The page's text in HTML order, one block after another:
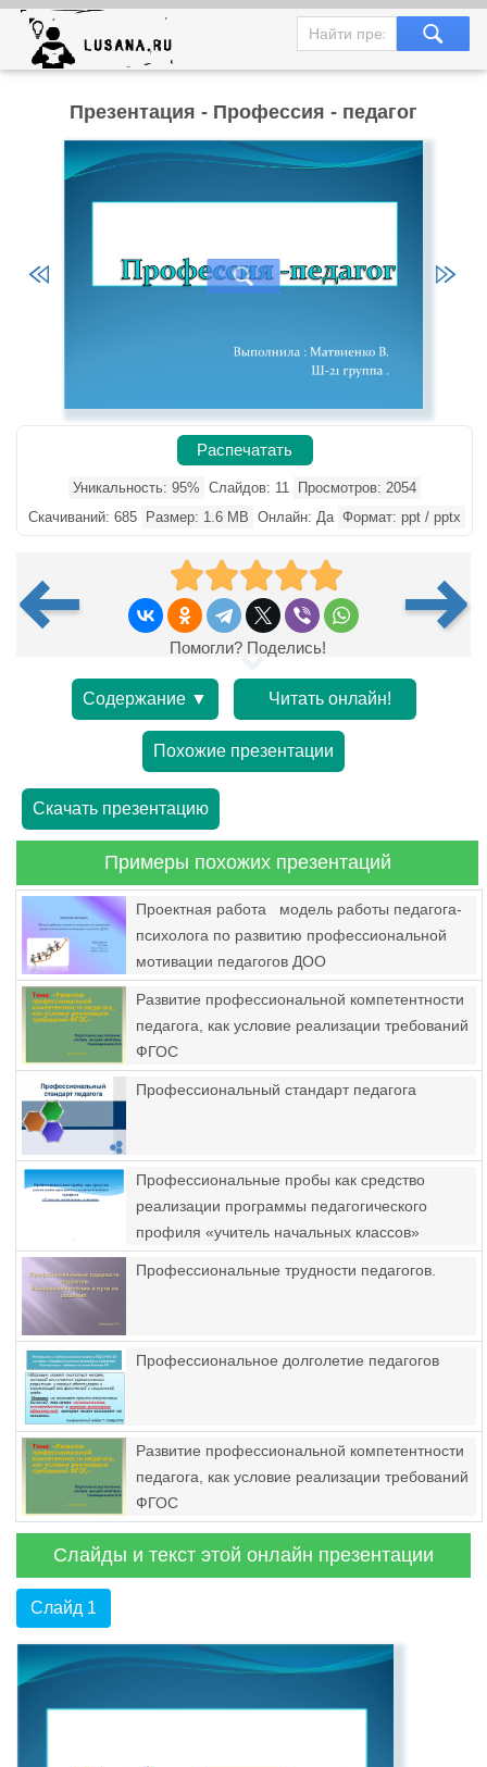
Презентация - Профессия - педагог
Распечатать
Уникальность: 95% Слайдов: 11
Просмотров: 2054
Скачиваний: 685
Размер: 1.6 MB Онлайн: Да Формат: ppt / pptx
Помогли? Поделись!
Содержание ▼ Читать онлайн!
Похожие презентации
Скачать презентацию
Примеры похожих презентаций
Проектная работа модель работы педагога-
психолога по развитию профессиональной
мотивации педагогов ДОО
Развитие профессиональной компетентности
педагога, как условие реализации требований
ФГОС
Профессиональный стандарт педагога
Профессиональные пробы как средство
реализации программы педагогического
профиля «учитель начальных классов»
Профессиональные трудности педагогов.
Профессиональное долголетие педагогов
Развитие профессиональной компетентности
педагога, как условие реализации требований
ФГОС
Слайды и текст этой онлайн презентации
Слайд 1